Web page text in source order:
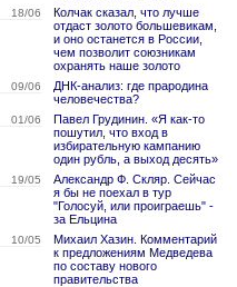
18/06
Колчак сказал, что лучше
отдаст золото большевикам,
и оно останется в России,
чем позволит союзникам
охранять наше золото
09/06
ДНК-анализ: где прародина
человечества?
01/06
Павел Грудинин. «Я как-то
пошутил, что вход в
избирательную кампанию
один рубль, а выход десять»
19/05
Александр Ф. Скляр. Сейчас
я бы не поехал в тур
"Голосуй, или проиграешь" -
за Ельцина
10/05
Михаил Хазин. Комментарий
к предложениям Медведева
по составу нового
правительства